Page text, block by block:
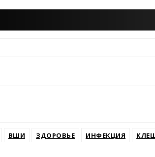
ВШИ ЗДОРОВЬЕ ИНФЕКЦИЯ